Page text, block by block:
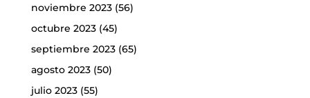
noviembre 2023(56)
octubre 2023(45)
septiembre 2023(65)
agosto 2023(50)
julio 2023(55)